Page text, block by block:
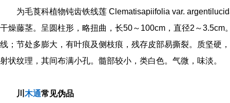
为毛莨科植物钝齿铁线莲 Clematisapiifolia var.
干燥藤茎。呈圆柱形，略扭曲，长50～100cm，直径2～3.5cm
线；节处多膨大，有叶痕及侧枝痕，残存皮部易撕裂。质坚硬
射状纹理，其间布满小孔。髓部较小，类白色。气微，味淡。
川 木通常见伪品